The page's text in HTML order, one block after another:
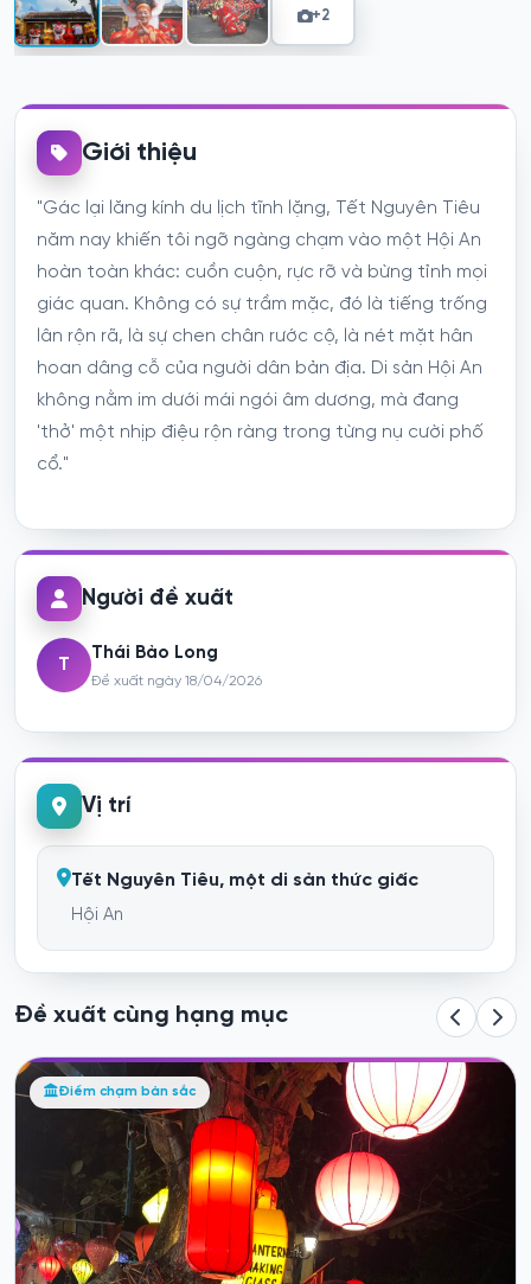
+2
Giới thiệu
"Gác lại lăng kính du lịch tĩnh lặng, Tết Nguyên Tiêu
năm nay khiến tôi ngỡ ngàng chạm vào một Hội An
hoàn toàn khác: cuồn cuộn, rực rỡ và bừng tỉnh mọi
giác quan. Không có sự trầm mặc, đó là tiếng trống
lân rộn rã, là sự chen chân rước cộ, là nét mặt hân
hoan dâng cỗ của người dân bản địa. Di sản Hội An
không nằm im dưới mái ngói âm dương, mà đang
'thở' một nhịp điệu rộn ràng trong từng nụ cười phố
cổ."
Người đề xuất
T
Thái Bảo Long
Đề xuất ngày 18/04/2026
Vị trí
Tết Nguyên Tiêu, một di sản thức giấc
Hội An
Đề xuất cùng hạng mục
Điểm chạm bản sắc
Học viết thư pháp Hội An
Hoạt động “Học viết thư pháp Hội An” được đề xuất như một
điểm chạm bản...